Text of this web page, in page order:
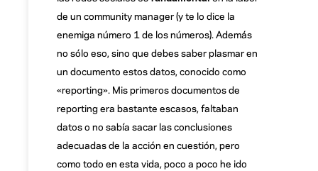
de un community manager (y te lo dice la
enemiga número 1 de los números). Además
no sólo eso, sino que debes saber plasmar en
un documento estos datos, conocido como
«reporting». Mis primeros documentos de
reporting era bastante escasos, faltaban
datos o no sabía sacar las conclusiones
adecuadas de la acción en cuestión, pero
como todo en esta vida, poco a poco he ido